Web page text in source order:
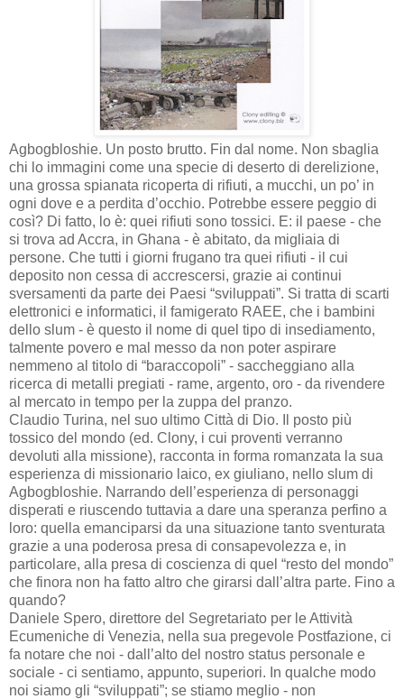
Agbogbloshie. Un posto brutto. Fin dal nome. Non sbaglia
chi lo immagini come una specie di deserto di derelizione,
una grossa spianata ricoperta di rifiuti, a mucchi, un po’ in
ogni dove e a perdita d’occhio. Potrebbe essere peggio di
così? Di fatto, lo è: quei rifiuti sono tossici. E: il paese - che
si trova ad Accra, in Ghana - è abitato, da migliaia di
persone. Che tutti i giorni frugano tra quei rifiuti - il cui
deposito non cessa di accrescersi, grazie ai continui
sversamenti da parte dei Paesi “sviluppati”. Si tratta di scarti
elettronici e informatici, il famigerato RAEE, che i bambini
dello slum - è questo il nome di quel tipo di insediamento,
talmente povero e mal messo da non poter aspirare
nemmeno al titolo di “baraccopoli” - saccheggiano alla
ricerca di metalli pregiati - rame, argento, oro - da rivendere
al mercato in tempo per la zuppa del pranzo.
Claudio Turina, nel suo ultimo Città di Dio. Il posto più
tossico del mondo (ed. Clony, i cui proventi verranno
devoluti alla missione), racconta in forma romanzata la sua
esperienza di missionario laico, ex giuliano, nello slum di
Agbogbloshie. Narrando dell’esperienza di personaggi
disperati e riuscendo tuttavia a dare una speranza perfino a
loro: quella emanciparsi da una situazione tanto sventurata
grazie a una poderosa presa di consapevolezza e, in
particolare, alla presa di coscienza di quel “resto del mondo”
che finora non ha fatto altro che girarsi dall’altra parte. Fino a
quando?
Daniele Spero, direttore del Segretariato per le Attività
Ecumeniche di Venezia, nella sua pregevole Postfazione, ci
fa notare che noi - dall’alto del nostro status personale e
sociale - ci sentiamo, appunto, superiori. In qualche modo
noi siamo gli “sviluppati”; se stiamo meglio - non